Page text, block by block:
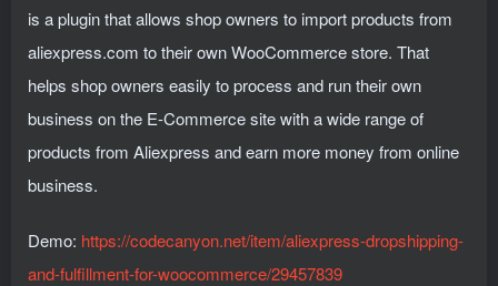
is a plugin that allows shop owners to import products from
aliexpress.com to their own WooCommerce store. That
helps shop owners easily to process and run their own
business on the E-Commerce site with a wide range of
products from Aliexpress and earn more money from online
business.
Demo: https://codecanyon.net/item/aliexpress-dropshipping-
and-fulfillment-for-woocommerce/29457839